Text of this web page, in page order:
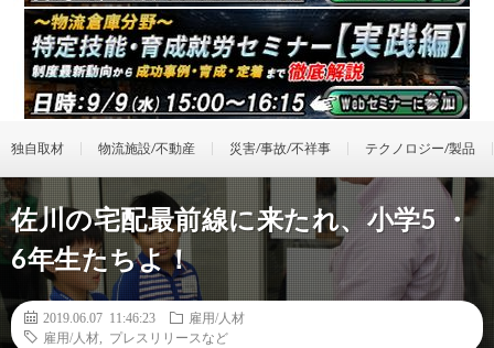
独自取材 物流施設/不動産 災害/事故/不祥事 テクノロジー/製品
佐川の宅配最前線に来たれ、小学5 ・
6年生たちよ！
2019.06.07 11:46:23
雇用/人材
雇用/人材
プレスリリースなど